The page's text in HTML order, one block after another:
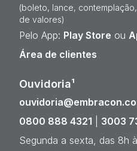
(boleto, lance,
de valores)
Pelo App: Play Store ou
Área de clientes
Ouvidoria¹
0800 888 4321
3003
Segunda a sexta, das 8h